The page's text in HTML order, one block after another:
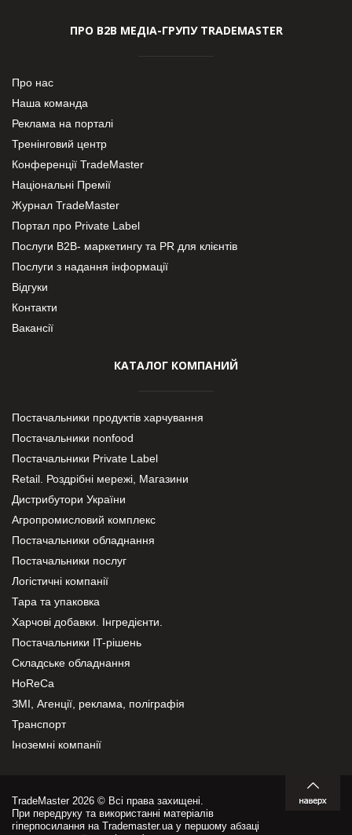
ПРО В2В МЕДІА-ГРУПУ TRADEMASTER
Про нас
Наша команда
Реклама на порталі
Тренінговий центр
Конференції TradeMaster
Національні Премії
Журнал TradeMaster
Портал про Private Label
Послуги В2В- маркетингу та PR для клієнтів
Послуги з надання інформації
Відгуки
Контакти
Вакансії
КАТАЛОГ КОМПАНИЙ
Постачальники продуктів харчування
Постачальники nonfood
Постачальники Private Label
Retail. Роздрібні мережі, Магазини
Дистрибутори України
Агропромисловий комплекс
Постачальники обладнання
Постачальники послуг
Логістичні компанії
Тара та упаковка
Харчові добавки. Інгредієнти.
Постачальники IT-рішень
Складське обладнання
HoReCa
ЗМІ, Агенції, реклама, поліграфія
Транспорт
Іноземні компанії
TradeMaster 2026 © Всі права захищені.
При передруку та використанні матеріалів
гіперпосилання на Trademaster.ua у першому абзаці